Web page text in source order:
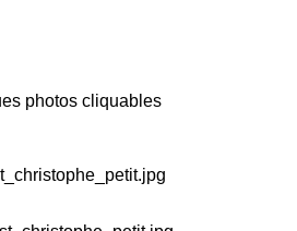
photos cliquables